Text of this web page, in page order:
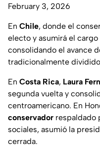
February 3, 2026
En Chile, donde el
electo y asumirá el
consolidando el avance
tradicionalmente
En Costa Rica, Laura
segunda vuelta y
centroamericano. En
conservador respaldado
sociales, asumió la
cerrada.